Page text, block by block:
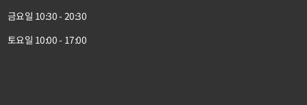
금요일 10:30 - 20:30
토요일 10:00 - 17:00